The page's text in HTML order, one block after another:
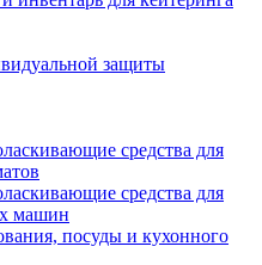
защиты
средства для
средства для
машин
посуды и кухонного